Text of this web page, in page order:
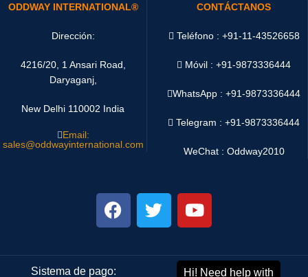
ODDWAY INTERNATIONAL®
Dirección:
4216/20, 1 Ansari Road,
Daryaganj,
New Delhi 110002 India
Email:
sales@oddwayinternational.com
CONTÁCTANOS
Teléfono : +91-11-43526658
Móvil : +91-9873336444
WhatsApp :+91-9873336444
Telegram : +91-9873336444
WeChat : Oddway2010
Sistema de pago: Sistema de envío: